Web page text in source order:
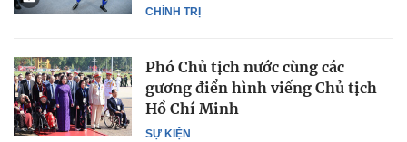
CHÍNH TRỊ
SỰ KIỆN
Phó Chủ tịch nước cùng các
gương điển hình viếng Chủ tịch
Hồ Chí Minh